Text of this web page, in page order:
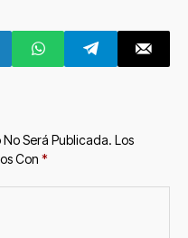
Será Publicada. Los
Con *